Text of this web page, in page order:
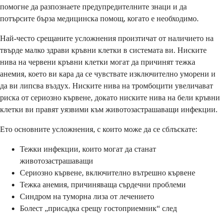
помогне да разпознаете предупредителните знаци и да
потърсите бърза медицинска помощ, когато е необходимо.
Най-често срещаните усложнения произтичат от наличието на
твърде малко здрави кръвни клетки в системата ви. Ниските
нива на червени кръвни клетки могат да причинят тежка
анемия, което ви кара да се чувствате изключително уморени и
да ви липсва въздух. Ниските нива на тромбоцити увеличават
риска от сериозно кървене, докато ниските нива на бели кръвни
клетки ви правят уязвими към животозастрашаващи инфекции.
Ето основните усложнения, с които може да се сблъскате:
Тежки инфекции, които могат да станат
животозастрашаващи
Сериозно кървене, включително вътрешно кървене
Тежка анемия, причиняваща сърдечни проблеми
Синдром на туморна лиза от лечението
Болест „присадка срещу гостоприемник“ след